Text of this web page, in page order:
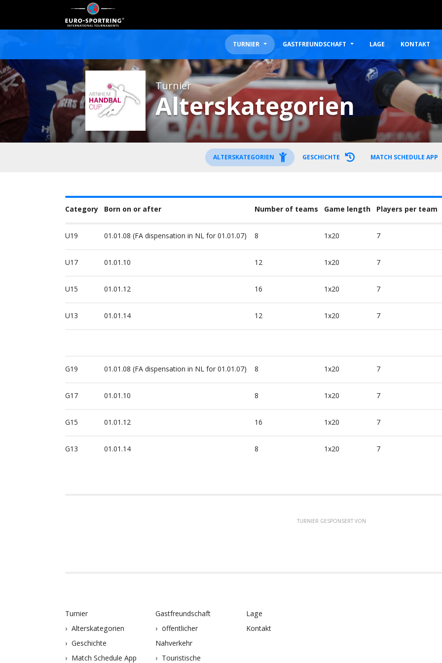
TURNIER GASTFREUNDSCHAFT LAGE KONTAKT
Turnier
Alterskategorien
ALTERSKATEGORIEN GESCHICHTE MATCH SCHEDULE APP
Category Born on or after Number of teams Game length Players per team
U19 01.01.08 (FA dispensation in NL for 01.01.07) 8 1x20 7
U17 01.01.10 12 1x20 7
U15 01.01.12 16 1x20 7
U13 01.01.14 12 1x20 7
G19 01.01.08 (FA dispensation in NL for 01.01.07) 8 1x20 7
G17 01.01.10 8 1x20 7
G15 01.01.12 16 1x20 7
G13 01.01.14 8 1x20 7
TURNIER GESPONSERT VON
Turnier
Alterskategorien
Geschichte
Match Schedule App
Gastfreundschaft
öffentlicher
Nahverkehr
Touristische
Lage
Kontakt